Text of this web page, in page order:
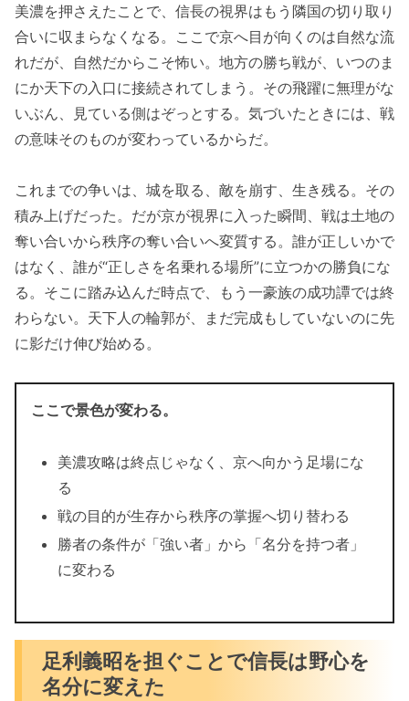
美濃を押さえたことで、信長の視界はもう隣国の切り取り
合いに収まらなくなる。ここで京へ目が向くのは自然な流
れだが、自然だからこそ怖い。地方の勝ち戦が、いつのま
にか天下の入口に接続されてしまう。その飛躍に無理がな
いぶん、見ている側はぞっとする。気づいたときには、戦
の意味そのものが変わっているからだ。
これまでの争いは、城を取る、敵を崩す、生き残る。その
積み上げだった。だが京が視界に入った瞬間、戦は土地の
奪い合いから秩序の奪い合いへ変質する。誰が正しいかで
はなく、誰が“正しさを名乗れる場所”に立つかの勝負にな
る。そこに踏み込んだ時点で、もう一豪族の成功譚では終
わらない。天下人の輪郭が、まだ完成もしていないのに先
に影だけ伸び始める。
ここで景色が変わる。
美濃攻略は終点じゃなく、京へ向かう足場にな
る
戦の目的が生存から秩序の掌握へ切り替わる
勝者の条件が「強い者」から「名分を持つ者」
に変わる
足利義昭を担ぐことで信長は野心を
名分に変えた